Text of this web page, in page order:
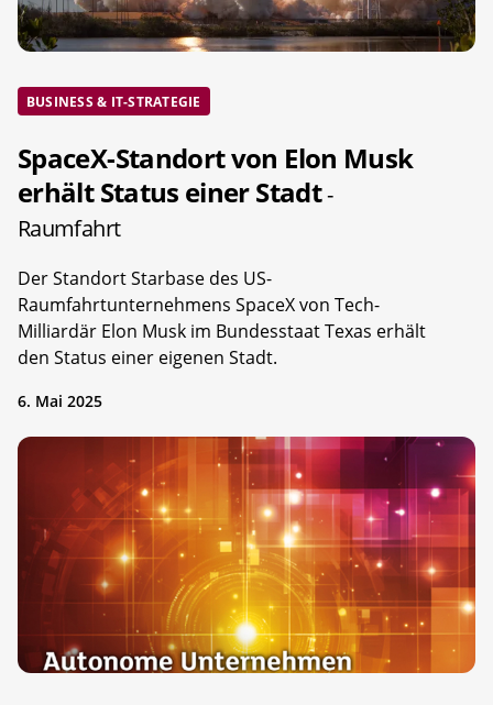
BUSINESS & IT-STRATEGIE
SpaceX-Standort von Elon Musk
erhält Status einer Stadt-
Raumfahrt
Der Standort Starbase des US-
Raumfahrtunternehmens SpaceX von Tech-
Milliardär Elon Musk im Bundesstaat Texas erhält
den Status einer eigenen Stadt.
6. Mai 2025